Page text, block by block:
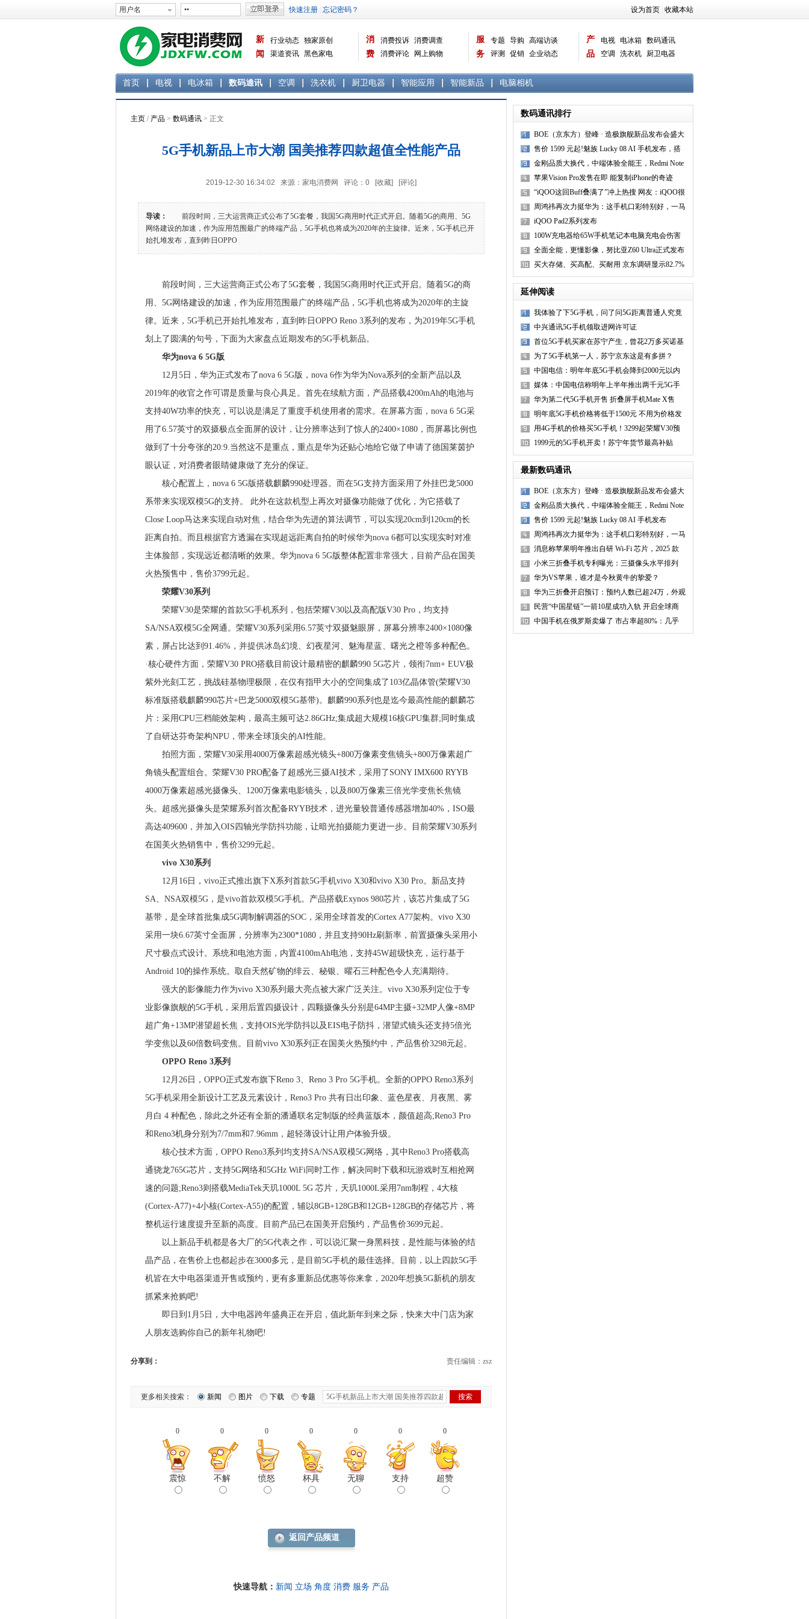
设为首页 收藏本站
新
闻
行业动态 独家原创
渠道资讯 黑色家电
消
费
消费投诉 消费调查
消费评论
网上购物
曝光台 品牌关注
服
务
专题 导购
高端访谈
评测
促销 企业动态
产
品
电视 电冰箱 数码通讯
空调
洗衣机
厨卫电器
首页 电视 电冰箱 数码通讯 空调 洗衣机 厨卫电器 智能应用 智能新品 电脑相机
主页 / 产品 > 数码通讯 > 正文
5G手机新品上市大潮 国美推荐四款超值全性能产品
2019-12-30 16:34:02 来源：家电消费网 评论： 0 [收藏] [评论]
导读：
前段时间，三大运营商正式公布了5G套餐，我国5G商用时代正式开启。随着5G的商用、5G
网络建设的加速，作为应用范围最广的终端产品，5G手机也将成为2020年的主旋律。近来，5G手机已开
始扎堆发布，直到昨日OPPO
前段时间，三大运营商正式公布了5G套餐，我国5G商用时代正式开启。随着5G的商
用、5G网络建设的加速，作为应用范围最广的终端产品，5G手机也将成为2020年的主旋
律。近来，5G手机已开始扎堆发布，直到昨日OPPO Reno 3系列的发布，为2019年5G手机
划上了圆满的句号，下面为大家盘点近期发布的5G手机新品。
华为nova 6 5G版
12月5日，华为正式发布了nova 6 5G版，nova 6作为华为Nova系列的全新产品以及
2019年的收官之作可谓是质量与良心具足。首先在续航方面，产品搭载4200mAh的电池与
支持40W功率的快充，可以说是满足了重度手机使用者的需求。在屏幕方面，nova 6 5G采
用了6.57英寸的双摄极点全面屏的设计，让分辨率达到了惊人的2400×1080，而屏幕比例也
做到了十分夸张的20:9.当然这不是重点，重点是华为还贴心地给它做了申请了德国莱茵护
眼认证，对消费者眼睛健康做了充分的保证。
核心配置上，nova 6 5G版搭载麒麟990处理器。而在5G支持方面采用了外挂巴龙5000
系带来实现双模5G的支持。 此外在这款机型上再次对摄像功能做了优化，为它搭载了
Close Loop马达来实现自动对焦，结合华为先进的算法调节，可以实现20cm到120cm的长
距离自拍。而且根据官方透漏在实现超远距离自拍的时候华为nova 6都可以实现实时对准
主体脸部，实现远近都清晰的效果。华为nova 6 5G版整体配置非常强大，目前产品在国美
火热预售中，售价3799元起。
荣耀V30系列
荣耀V30是荣耀的首款5G手机系列，包括荣耀V30以及高配版V30 Pro，均支持
SA/NSA双模5G全网通。荣耀V30系列采用6.57英寸双摄魅眼屏，屏幕分辨率2400×1080像
素，屏占比达到91.46%，并提供冰岛幻境、幻夜星河、魅海星蓝、曙光之橙等多种配色。
·核心硬件方面，荣耀V30 PRO搭载目前设计最精密的麒麟990 5G芯片，领衔7nm+ EUV极
紫外光刻工艺，挑战硅基物理极限，在仅有指甲大小的空间集成了103亿晶体管(荣耀V30
标准版搭载麒麟990芯片+巴龙5000双模5G基带)。麒麟990系列也是迄今最高性能的麒麟芯
片：采用CPU三档能效架构，最高主频可达2.86GHz;集成超大规模16核GPU集群;同时集成
了自研达芬奇架构NPU，带来全球顶尖的AI性能。
拍照方面，荣耀V30采用4000万像素超感光镜头+800万像素变焦镜头+800万像素超广
角镜头配置组合。荣耀V30 PRO配备了超感光三摄AI技术，采用了SONY IMX600 RYYB
4000万像素超感光摄像头、1200万像素电影镜头，以及800万像素三倍光学变焦长焦镜
头。超感光摄像头是荣耀系列首次配备RYYB技术，进光量较普通传感器增加40%，ISO最
高达409600，并加入OIS四轴光学防抖功能，让暗光拍摄能力更进一步。目前荣耀V30系列
在国美火热销售中，售价3299元起。
vivo X30系列
12月16日，vivo正式推出旗下X系列首款5G手机vivo X30和vivo X30 Pro。新品支持
SA、NSA双模5G，是vivo首款双模5G手机。产品搭载Exynos 980芯片，该芯片集成了5G
基带，是全球首批集成5G调制解调器的SOC，采用全球首发的Cortex A77架构。vivo X30
采用一块6.67英寸全面屏，分辨率为2300*1080，并且支持90Hz刷新率，前置摄像头采用小
尺寸极点式设计。系统和电池方面，内置4100mAh电池，支持45W超级快充，运行基于
Android 10的操作系统。取自天然矿物的绯云、秘银、曜石三种配色令人充满期待。
强大的影像能力作为vivo X30系列最大亮点被大家广泛关注。vivo X30系列定位于专
业影像旗舰的5G手机，采用后置四摄设计，四颗摄像头分别是64MP主摄+32MP人像+8MP
超广角+13MP潜望超长焦，支持OIS光学防抖以及EIS电子防抖，潜望式镜头还支持5倍光
学变焦以及60倍数码变焦。目前vivo X30系列正在国美火热预约中，产品售价3298元起。
OPPO Reno 3系列
12月26日，OPPO正式发布旗下Reno 3、Reno 3 Pro 5G手机。全新的OPPO Reno3系列
5G手机采用全新设计工艺及元素设计，Reno3 Pro 共有日出印象、蓝色星夜、月夜黑、雾
月白 4 种配色，除此之外还有全新的潘通联名定制版的经典蓝版本，颜值超高;Reno3 Pro
和Reno3机身分别为7/7mm和7.96mm，超轻薄设计让用户体验升级。
核心技术方面，OPPO Reno3系列均支持SA/NSA双模5G网络，其中Reno3 Pro搭载高
通骁龙765G芯片，支持5G网络和5GHz WiFi同时工作，解决同时下载和玩游戏时互相抢网
速的问题;Reno3则搭载MediaTek天玑1000L 5G 芯片，天玑1000L采用7nm制程，4大核
(Cortex-A77)+4小核(Cortex-A55)的配置，辅以8GB+128GB和12GB+128GB的存储芯片，将
整机运行速度提升至新的高度。目前产品已在国美开启预约，产品售价3699元起。
以上新品手机都是各大厂的5G代表之作，可以说汇聚一身黑科技，是性能与体验的结
晶产品，在售价上也都起步在3000多元，是目前5G手机的最佳选择。目前，以上四款5G手
机皆在大中电器渠道开售或预约，更有多重新品优惠等你来拿，2020年想换5G新机的朋友
抓紧来抢购吧!
即日到1月5日，大中电器跨年盛典正在开启，值此新年到来之际，快来大中门店为家
人朋友选购你自己的新年礼物吧!
分享到： 责任编辑：zsz
更多相关搜索： 新闻 图片 下载 专题
0
震惊
0
不解
0
愤怒
0
杯具
0
无聊
0
支持
0
超赞
返回产品频道
快速导航： 新闻 立场 角度 消费 服务 产品
数码通讯排行
BOE（京东方）登峰 · 造极旗舰新品发布会盛大
举行 携手
售价 1599 元起!魅族 Lucky 08 AI 手机发布，搭
载 1
金刚品质大换代，中端体验全能王，Redmi Note
14 系列正
苹果Vision Pro发售在即 能复制iPhone的奇迹
吗？
“iQOO这回Buff叠满了”冲上热搜 网友：iQOO很
懂游戏党
周鸿祎再次力挺华为：这手机口彩特别好，一马
平川
iQOO Pad2系列发布
100W充电器给65W手机笔记本电脑充电会伤害
电池？ 倍思给出
全面全能，更懂影像，努比亚Z60 Ultra正式发布
买大存储、买高配、买耐用 京东调研显示82.7%
的人坦言512G
延伸阅读
我体验了下5G手机，问了问5G距离普通人究竟
还多远
中兴通讯5G手机领取进网许可证
首位5G手机买家在苏宁产生，曾花2万多买诺基
亚
为了5G手机第一人，苏宁京东这是有多拼？
中国电信：明年年底5G手机会降到2000元以内
媒体：中国电信称明年上半年推出两千元5G手
机
华为第二代5G手机开售 折叠屏手机Mate X售
16999元
明年底5G手机价格将低于1500元 不用为价格发
愁了
用4G手机的价格买5G手机！3299起荣耀V30预
售火爆
1999元的5G手机开卖！苏宁年货节最高补贴
1500元
最新数码通讯
BOE（京东方）登峰 · 造极旗舰新品发布会盛大
金刚品质大换代，中端体验全能王，Redmi Note
售价 1599 元起!魅族 Lucky 08 AI 手机发布
周鸿祎再次力挺华为：这手机口彩特别好，一马
平川
消息称苹果明年推出自研 Wi-Fi 芯片，2025 款
小米三折叠手机专利曝光：三摄像头水平排列
华为VS苹果，谁才是今秋黄牛的挚爱？
华为三折叠开启预订：预约人数已超24万，外观
正式
民营“中国星链”一箭10星成功入轨 开启全球商
用
中国手机在俄罗斯卖爆了 市占率超80%：几乎
人手